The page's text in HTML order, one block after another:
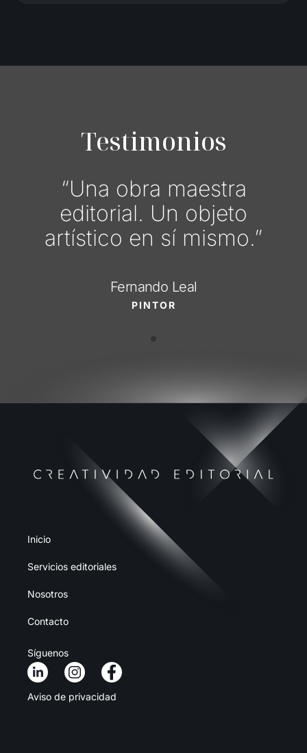
Testimonios
“Una obra maestra
editorial. Un objeto
artístico en sí mismo.”
Fernando Leal
PINTOR
Inicio
Servicios editoriales
Nosotros
Contacto
Síguenos
Aviso de privacidad